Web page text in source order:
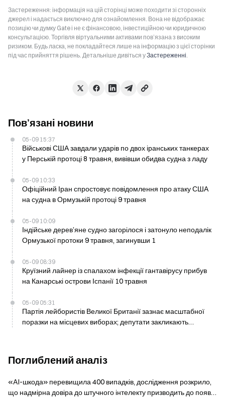
Застереження: інформація на цій сторінці може походити зі сторонніх
джерел і надається виключно для ознайомлення. Вона не відображає
позицію чи думку Gate і не є фінансовою, інвестиційною чи юридичною
консультацією. Торгівля віртуальними активами пов’язана з високим
ризиком. Будь ласка, не покладайтеся лише на інформацію з цієї сторінки
під час прийняття рішень. Детальніше дивіться уЗастереженні.
Пов’язані новини
05-09 15:37
Військові США завдали ударів по двох іранських танкерах
у Перській протоці 8 травня, вивівши обидва судна з ладу
05-09 10:33
Офіційний Іран спростовує повідомлення про атаку США
на судна в Ормузькій протоці 9 травня
05-09 10:09
Індійське дерев’яне судно загорілося і затонуло неподалік
Ормузької протоки 9 травня, загинувши 1
05-09 08:39
Круїзний лайнер із спалахом інфекції гантавірусу прибув
на Канарські острови Іспанії 10 травня
05-09 05:31
Партія лейбористів Великої Британії зазнає масштабної
поразки на місцевих виборах; депутати закликають
Поглиблений аналіз
«AI-шкода» перевищила 400 випадків, дослідження розкрило,
що надмірна довіра до штучного інтелекту призводить до появи